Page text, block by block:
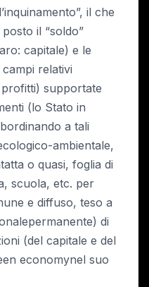
il che
il “soldo”
capitale) e le
relativi
supportate
(lo Stato in
a tali
ambientale,
o quasi, foglia di
scuola, etc. per
e diffuso, teso a
di
(del capitale e del
economynel suo